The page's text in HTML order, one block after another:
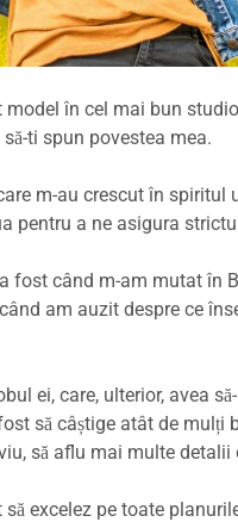
în cel mai bun
ti spun povestea mea.
m-au crescut în spiritul
pentru a ne asigura
fost când m-am mutat în
am auzit despre ce
ei, care, ulterior, avea
să câștige atât de mulți
să aflu mai multe detalii
excelez pe toate